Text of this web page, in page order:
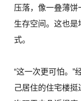
压落，像一叠薄
生存空间。这也
式。
“这一次更可怕。”
己居住的住宅楼